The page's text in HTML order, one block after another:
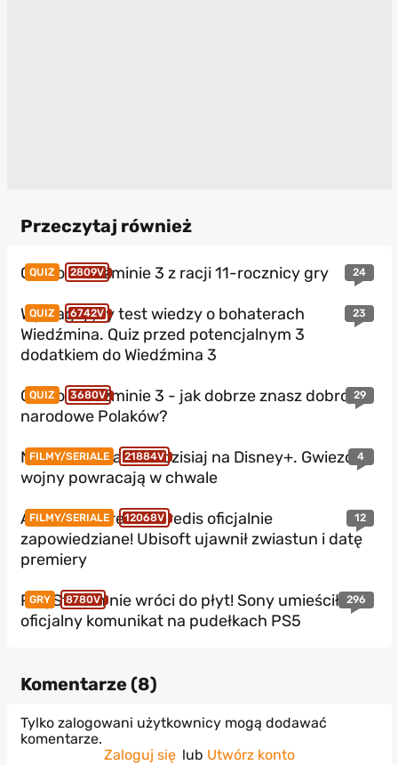
Przeczytaj również
QUIZ 2809V 24
Quiz o Wiedźminie 3 z racji 11-rocznicy gry
QUIZ 6742V 23
Wymagający test wiedzy o bohaterach
Wiedźmina. Quiz przed potencjalnym 3
dodatkiem do Wiedźmina 3
QUIZ 3680V 29
Quiz o Wiedźminie 3 - jak dobrze znasz dobro
narodowe Polaków?
FILMY/SERIALE 21884V 4
Nowe Star Wars od dzisiaj na Disney+. Gwiezdne
wojny powracają w chwale
FILMY/SERIALE 12068V 12
Assassin’s Creed Heredis oficjalnie
zapowiedziane! Ubisoft ujawnił zwiastun i datę
premiery
GRY 8780V 296
PlayStation nie wróci do płyt! Sony umieściło
oficjalny komunikat na pudełkach PS5
Komentarze (8)
Tylko zalogowani użytkownicy mogą dodawać
komentarze.
Zaloguj się lub Utwórz konto